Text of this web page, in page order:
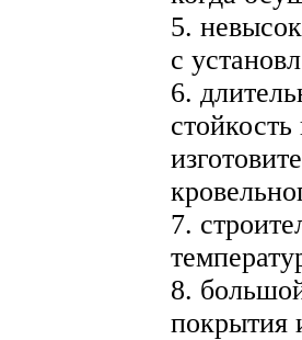
5.
с
6.
7.
8.
покрытия